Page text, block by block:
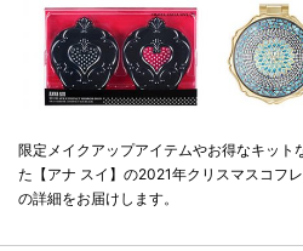
限定メイクアップアイテムやお得なキット
た【アナ スイ】の2021年クリスマスコフ
の詳細をお届けします。